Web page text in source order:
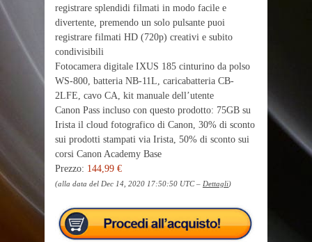
registrare splendidi filmati in modo facile e
divertente, premendo un solo pulsante puoi
registrare filmati HD (720p) creativi e subito
condivisibili
Fotocamera digitale IXUS 185 cinturino da polso
WS-800, batteria NB-11L, caricabatteria CB-
2LFE, cavo CA, kit manuale dell’utente
Canon Pass incluso con questo prodotto: 75GB su
Irista il cloud fotografico di Canon, 30% di sconto
sui prodotti stampati via Irista, 50% di sconto sui
corsi Canon Academy Base
Prezzo: 144,99 €
(alla data del Dec 14, 2020 17:50:50 UTC – Dettagli)